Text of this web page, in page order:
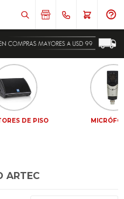
DE PISO
ARTEC